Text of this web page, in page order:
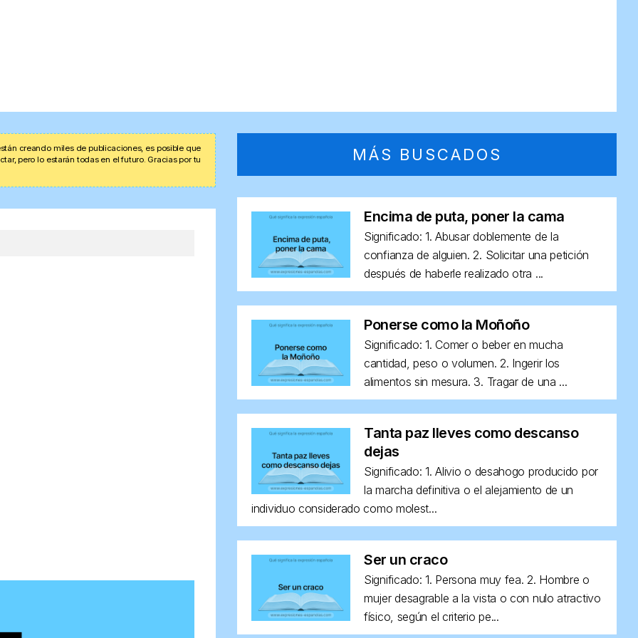
creando miles de publicaciones, es posible que
pero lo estarán todas en el futuro. Gracias por tu
MÁS BUSCADOS
Encima de puta, poner la cama
Significado: 1. Abusar doblemente de la
confianza de alguien. 2. Solicitar una petición
después de haberle realizado otra ...
Ponerse como la Moñoño
Significado: 1. Comer o beber en mucha
cantidad, peso o volumen. 2. Ingerir los
alimentos sin mesura. 3. Tragar de una ...
Tanta paz lleves como descanso
dejas
Significado: 1. Alivio o desahogo producido por
la marcha definitiva o el alejamiento de un
individuo considerado como molest...
Ser un craco
Significado: 1. Persona muy fea. 2. Hombre o
mujer desagrable a la vista o con nulo atractivo
físico, según el criterio pe...